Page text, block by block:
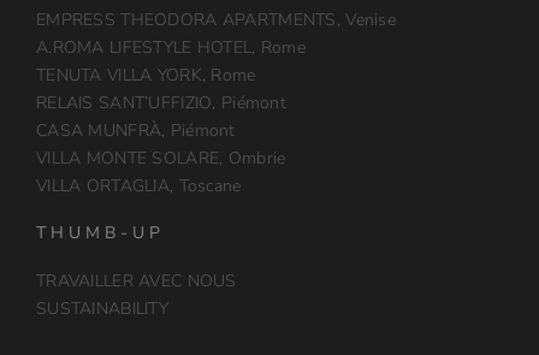
EMPRESS THEODORA APARTMENTS, Venise
A.ROMA LIFESTYLE HOTEL, Rome
TENUTA VILLA YORK, Rome
RELAIS SANT’UFFIZIO, Piémont
CASA MUNFRÀ, Piémont
VILLA MONTE SOLARE, Ombrie
VILLA ORTAGLIA, Toscane
THUMB-UP
TRAVAILLER AVEC NOUS
SUSTAINABILITY